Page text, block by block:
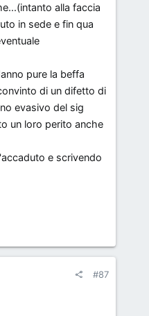
alla faccia
in sede e fin qua
pure la beffa
di un difetto di
evasivo del sig
un loro perito anche
e scrivendo
#87